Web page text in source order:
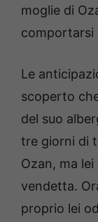
moglie di
comportarsi
Le
scoperto
del suo
tre giorni di
Ozan, ma
vendetta.
proprio lei